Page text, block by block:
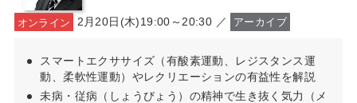
オンライン 2月20日(木)19:00～20:30 ／ アーカイブ
スマートエクササイズ（有酸素運動、レジスタンス運
動、柔軟性運動）やレクリエーションの有益性を解説
未病・従病（しょうびょう）の精神で生き抜く気力（メ